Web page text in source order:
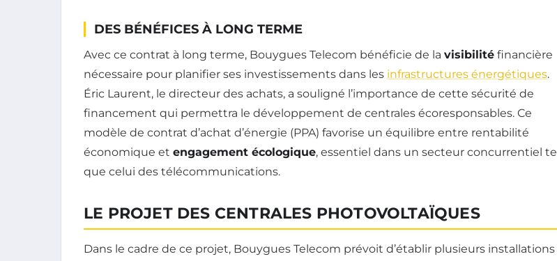
DES BÉNÉFICES À LONG TERME
Avec ce contrat à long terme, Bouygues Telecom bénéficie de la visibilité financière
nécessaire pour planifier ses investissements dans les infrastructures énergétiques.
Éric Laurent, le directeur des achats, a souligné l’importance de cette sécurité de
financement qui permettra le développement de centrales écoresponsables. Ce
modèle de contrat d’achat d’énergie (PPA) favorise un équilibre entre rentabilité
économique et engagement écologique, essentiel dans un secteur concurrentiel tel
que celui des télécommunications.
LE PROJET DES CENTRALES PHOTOVOLTAÏQUES
Dans le cadre de ce projet, Bouygues Telecom prévoit d’établir plusieurs installations